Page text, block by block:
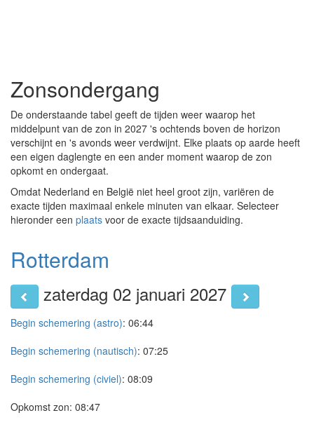
Zonsondergang
De onderstaande tabel geeft de tijden weer waarop het
middelpunt van de zon in 2027 's ochtends boven de horizon
verschijnt en 's avonds weer verdwijnt. Elke plaats op aarde heeft
een eigen daglengte en een ander moment waarop de zon
opkomt en ondergaat.
Omdat Nederland en België niet heel groot zijn, variëren de
exacte tijden maximaal enkele minuten van elkaar. Selecteer
hieronder een plaats voor de exacte tijdsaanduiding.
Rotterdam
zaterdag 02 januari 2027
Begin schemering (astro): 06:44
Begin schemering (nautisch): 07:25
Begin schemering (civiel): 08:09
Opkomst zon: 08:47